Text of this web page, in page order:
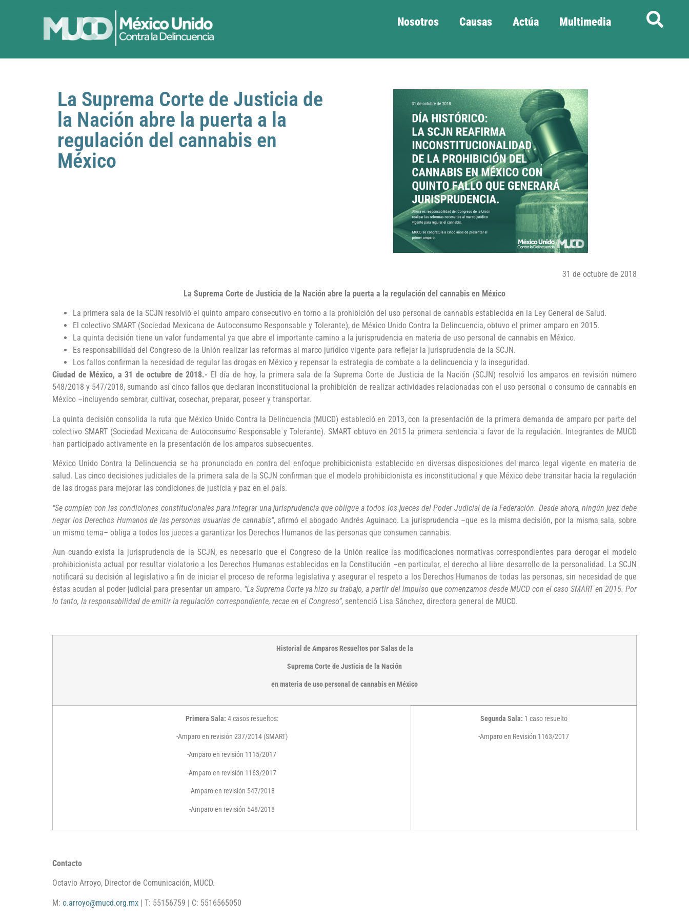
Nosotros Causas Actúa Multimedia
La Suprema Corte de Justicia de
la Nación abre la puerta a la
regulación del cannabis en
México
31 de octubre de 2018
La Suprema Corte de Justicia de la Nación abre la puerta a la regulación del cannabis en México
La primera sala de la SCJN resolvió el quinto amparo consecutivo en torno a la prohibición del uso personal de cannabis establecida en la Ley General de Salud.
El colectivo SMART (Sociedad Mexicana de Autoconsumo Responsable y Tolerante), de México Unido Contra la Delincuencia, obtuvo el primer amparo en 2015.
La quinta decisión tiene un valor fundamental ya que abre el importante camino a la jurisprudencia en materia de uso personal de cannabis en México.
Es responsabilidad del Congreso de la Unión realizar las reformas al marco jurídico vigente para reflejar la jurisprudencia de la SCJN.
Los fallos confirman la necesidad de regular las drogas en México y repensar la estrategia de combate a la delincuencia y la inseguridad.
Ciudad de México, a 31 de octubre de 2018.- El día de hoy, la primera sala de la Suprema Corte de Justicia de la Nación (SCJN) resolvió los amparos en revisión número
548/2018 y 547/2018, sumando así cinco fallos que declaran inconstitucional la prohibición de realizar actividades relacionadas con el uso personal o consumo de cannabis en
México –incluyendo sembrar, cultivar, cosechar, preparar, poseer y transportar.
La quinta decisión consolida la ruta que México Unido Contra la Delincuencia (MUCD) estableció en 2013, con la presentación de la primera demanda de amparo por parte del
colectivo SMART (Sociedad Mexicana de Autoconsumo Responsable y Tolerante). SMART obtuvo en 2015 la primera sentencia a favor de la regulación. Integrantes de MUCD
han participado activamente en la presentación de los amparos subsecuentes.
México Unido Contra la Delincuencia se ha pronunciado en contra del enfoque prohibicionista establecido en diversas disposiciones del marco legal vigente en materia de
salud. Las cinco decisiones judiciales de la primera sala de la SCJN confirman que el modelo prohibicionista es inconstitucional y que México debe transitar hacia la regulación
de las drogas para mejorar las condiciones de justicia y paz en el país.
“Se cumplen con las condiciones constitucionales para integrar una jurisprudencia que obligue a todos los jueces del Poder Judicial de la Federación. Desde ahora, ningún juez debe
negar los Derechos Humanos de las personas usuarias de cannabis”, afirmó el abogado Andrés Aguinaco. La jurisprudencia –que es la misma decisión, por la misma sala, sobre
un mismo tema– obliga a todos los jueces a garantizar los Derechos Humanos de las personas que consumen cannabis.
Aun cuando exista la jurisprudencia de la SCJN, es necesario que el Congreso de la Unión realice las modificaciones normativas correspondientes para derogar el modelo
prohibicionista actual por resultar violatorio a los Derechos Humanos establecidos en la Constitución –en particular, el derecho al libre desarrollo de la personalidad. La SCJN
notificará su decisión al legislativo a fin de iniciar el proceso de reforma legislativa y asegurar el respeto a los Derechos Humanos de todas las personas, sin necesidad de que
éstas acudan al poder judicial para presentar un amparo. “La Suprema Corte ya hizo su trabajo, a partir del impulso que comenzamos desde MUCD con el caso SMART en 2015. Por
lo tanto, la responsabilidad de emitir la regulación correspondiente, recae en el Congreso”, sentenció Lisa Sánchez, directora general de MUCD.
Historial de Amparos Resueltos por Salas de la
Suprema Corte de Justicia de la Nación
en materia de uso personal de cannabis en México
Primera Sala: 4 casos resueltos:
-Amparo en revisión 237/2014 (SMART)
-Amparo en revisión 1115/2017
-Amparo en revisión 1163/2017
-Amparo en revisión 547/2018
-Amparo en revisión 548/2018
Segunda Sala: 1 caso resuelto
-Amparo en Revisión 1163/2017
Contacto
Octavio Arroyo, Director de Comunicación, MUCD.
M: o.arroyo@mucd.org.mx | T: 55156759 | C: 5516565050